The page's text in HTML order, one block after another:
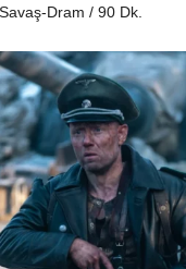
Dram / 90 Dk.